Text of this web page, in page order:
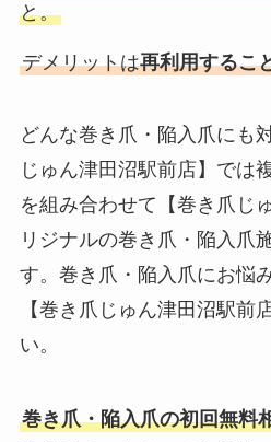
と。
デメリットは再利用するこ
どんな巻き爪・陥入爪にも
じゅん津田沼駅前店】では
を組み合わせて【巻き爪じ
リジナルの巻き爪・陥入爪
す。巻き爪・陥入爪にお悩
【巻き爪じゅん津田沼駅前
い。
巻き爪・陥入爪の初回無料